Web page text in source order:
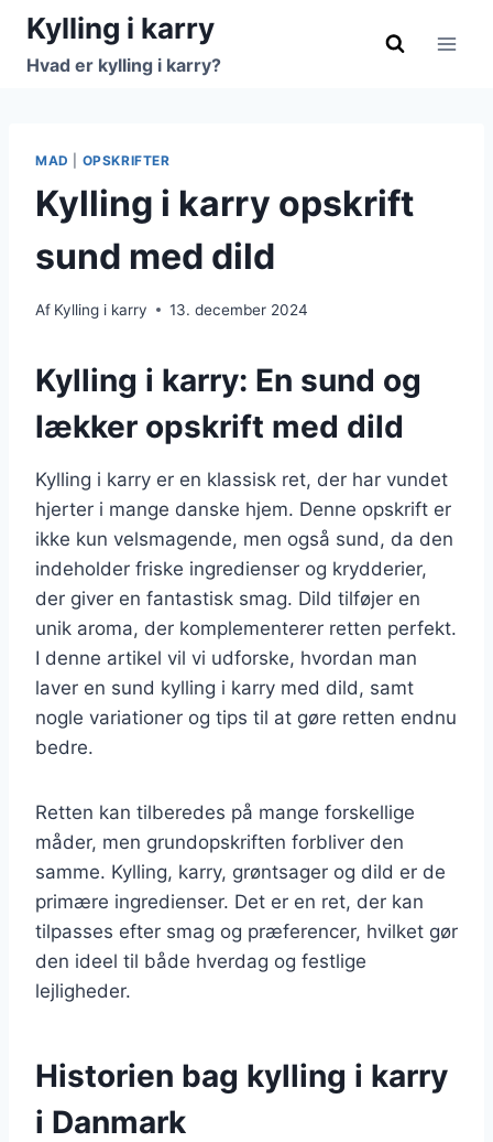
Fortsæt
indhold
Kylling i karry
Hvad er kylling i karry?
MAD OPSKRIFTER
Kylling i karry opskrift
sund med dild
Af Kylling i karry 13. december 2024
Kylling i karry: En sund og
lækker opskrift med dild
Kylling i karry er en klassisk ret, der har vundet
hjerter i mange danske hjem. Denne opskrift er
ikke kun velsmagende, men også sund, da den
indeholder friske ingredienser og krydderier,
der giver en fantastisk smag. Dild tilføjer en
unik aroma, der komplementerer retten perfekt.
I denne artikel vil vi udforske, hvordan man
laver en sund kylling i karry med dild, samt
nogle variationer og tips til at gøre retten endnu
bedre.
Retten kan tilberedes på mange forskellige
måder, men grundopskriften forbliver den
samme. Kylling, karry, grøntsager og dild er de
primære ingredienser. Det er en ret, der kan
tilpasses efter smag og præferencer, hvilket gør
den ideel til både hverdag og festlige
lejligheder.
Historien bag kylling i karry
i Danmark